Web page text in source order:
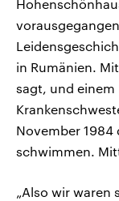
in Rumänien.
sagt, und
November 1984
schwimmen.
„Also wir waren